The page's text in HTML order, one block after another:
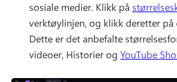
sosiale medier. Klikk på
Dette er det anbefalte
videoer, Historier og YouTube